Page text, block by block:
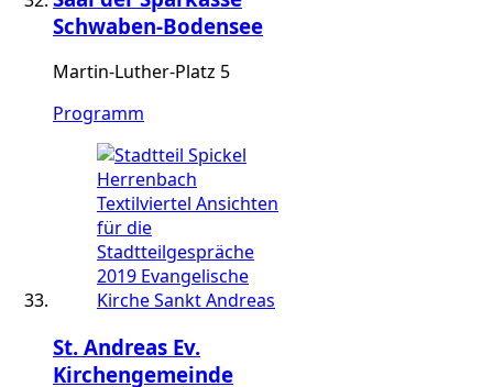
Schwaben-Bodensee
Martin-Luther-Platz 5
Programm
St. Andreas Ev.
Kirchengemeinde